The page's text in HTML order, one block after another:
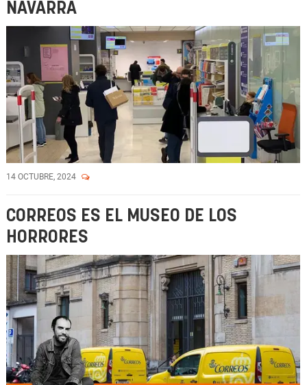
NAVARRA
14 OCTUBRE, 2024
CORREOS ES EL MUSEO DE LOS
HORRORES